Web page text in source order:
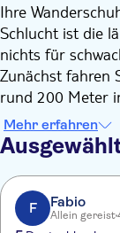
Ihre
Schlucht ist die
nichts für
Zunächst fahren
rund 200 Meter
hohen Wänden
Höhepunkt ist
3 Meter
Am Ende
nehmen oder
zum
Mehr erfahren
F Fabio
Allein gereist